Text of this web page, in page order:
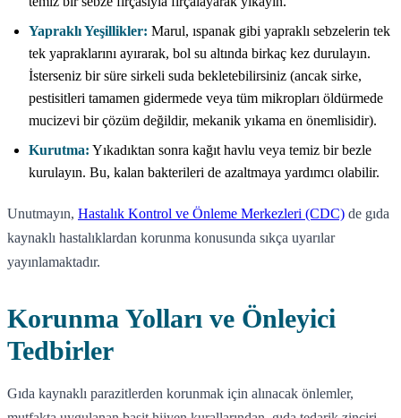
Yapraklı Yeşillikler: Marul, ıspanak gibi yapraklı sebzelerin tek
tek yapraklarını ayırarak, bol su altında birkaç kez durulayın.
İsterseniz bir süre sirkeli suda bekletebilirsiniz (ancak sirke,
pestisitleri tamamen gidermede veya tüm mikropları öldürmede
mucizevi bir çözüm değildir, mekanik yıkama en önemlisidir).
Kurutma: Yıkadıktan sonra kağıt havlu veya temiz bir bezle
kurulayın. Bu, kalan bakterileri de azaltmaya yardımcı olabilir.
Unutmayın, Hastalık Kontrol ve Önleme Merkezleri (CDC) de gıda
kaynaklı hastalıklardan korunma konusunda sıkça uyarılar
yayınlamaktadır.
Korunma Yolları ve Önleyici
Tedbirler
Gıda kaynaklı parazitlerden korunmak için alınacak önlemler,